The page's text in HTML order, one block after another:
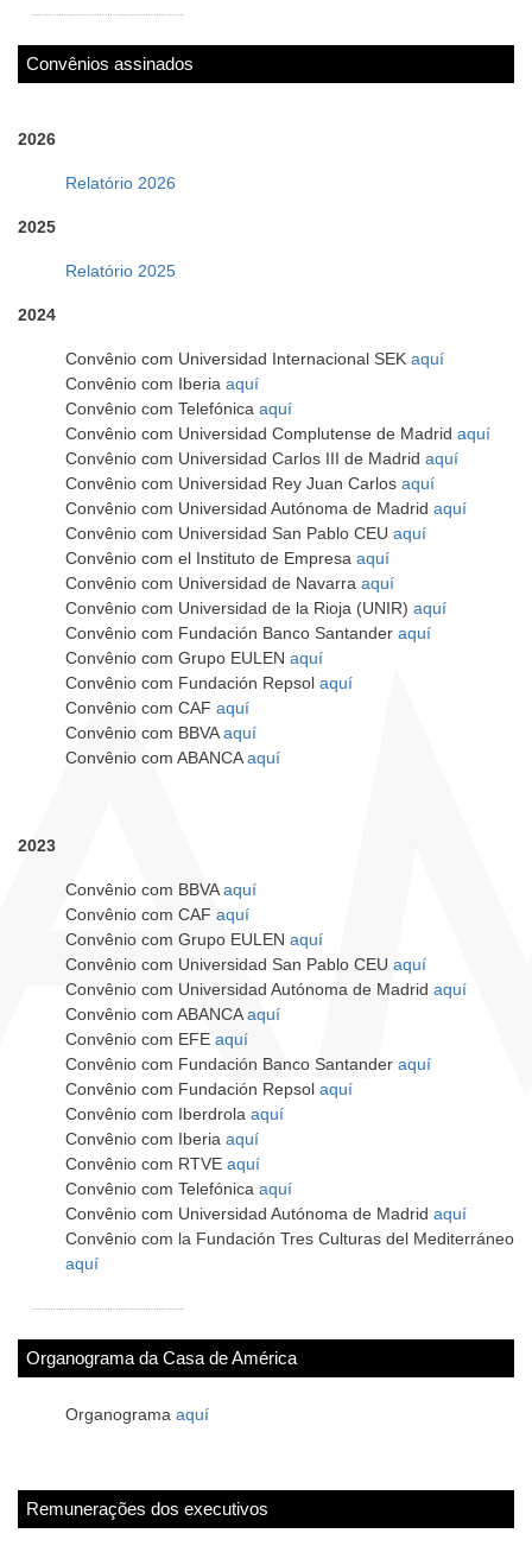
Convênios assinados
2026
Relatório 2026
2025
Relatório 2025
2024
Convênio com Universidad Internacional SEK aquí
Convênio com Iberia aquí
Convênio com Telefónica aquí
Convênio com Universidad Complutense de Madrid aquí
Convênio com Universidad Carlos III de Madrid aquí
Convênio com Universidad Rey Juan Carlos aquí
Convênio com Universidad Autónoma de Madrid aquí
Convênio com Universidad San Pablo CEU aquí
Convênio com el Instituto de Empresa aquí
Convênio com Universidad de Navarra aquí
Convênio com Universidad de la Rioja (UNIR) aquí
Convênio com Fundación Banco Santander aquí
Convênio com Grupo EULEN aquí
Convênio com Fundación Repsol aquí
Convênio com CAF aquí
Convênio com BBVAaquí
Convênio com ABANCAaquí
2023
Convênio com BBVAaquí
Convênio com CAF aquí
Convênio com Grupo EULEN aquí
Convênio com Universidad San Pablo CEU aquí
Convênio com Universidad Autónoma de Madrid aquí
Convênio com ABANCAaquí
Convênio com EFE aquí
Convênio com Fundación Banco Santander aquí
Convênio com Fundación Repsol aquí
Convênio com Iberdrola aquí
Convênio com Iberia aquí
Convênio com RTVE aquí
Convênio com Telefónica aquí
Convênio com Universidad Autónoma de Madrid aquí
Convênio com la Fundación Tres Culturas del Mediterráneo
aquí
Organograma da Casa de América
Organograma aquí
Remunerações dos executivos